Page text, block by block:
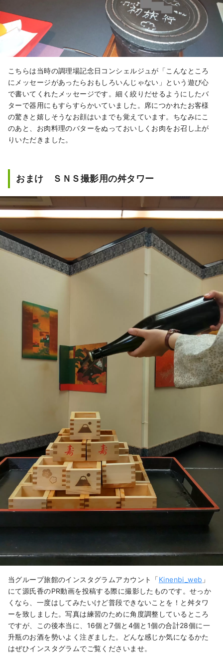
こちらは当時の調理場記念日コンシェルジュが「こんなところ
にメッセージがあったらおもしろいんじゃない」という遊び心
で書いてくれたメッセージです。細く絞りだせるようにしたバ
ターで器用にもすらすらかいていました。席につかれたお客様
の驚きと嬉しそうなお顔はいまでも覚えています。ちなみにこ
のあと、お肉料理のバターをぬっておいしくお肉をお召し上が
りいただきました。
おまけ ＳＮＳ撮影用の舛タワー
当グループ旅館のインスタグラムアカウント「Kinenbi_web 」
にて源氏香のPR動画を投稿する際に撮影したものです。せっか
くなら、一度はしてみたいけど普段できないことを！と舛タワ
ーを致しました。写真は練習のために角度調整しているところ
ですが、この後本当に、16個と7個と4個と1個の合計28個に一
升瓶のお酒を勢いよく注ぎました。どんな感じか気になるかた
はぜひインスタグラムでご覧くださいませ。